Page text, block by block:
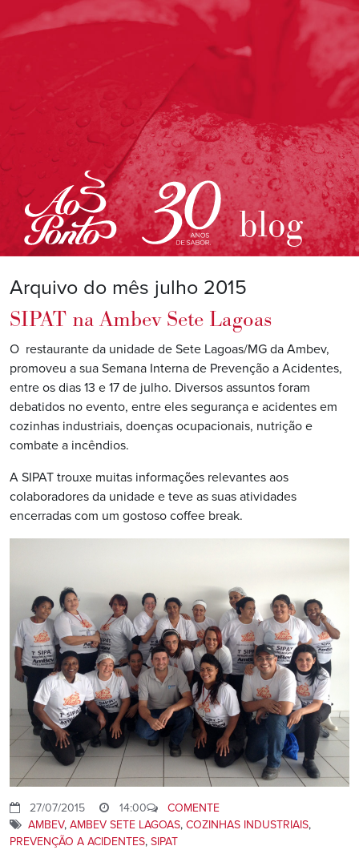
blog
Arquivo do mês julho 2015
SIPAT na Ambev Sete Lagoas
O restaurante da unidade de Sete Lagoas/MG da Ambev,
promoveu a sua Semana Interna de Prevenção a Acidentes,
entre os dias 13 e 17 de julho. Diversos assuntos foram
debatidos no evento, entre eles segurança e acidentes em
cozinhas industriais, doenças ocupacionais, nutrição e
combate a incêndios.
A SIPAT trouxe muitas informações relevantes aos
colaboradores da unidade e teve as suas atividades
encerradas com um gostoso coffee break.
27/07/2015 14:00
COMENTE
AMBEV, AMBEV SETE LAGOAS, COZINHAS INDUSTRIAIS,
PREVENÇÃO A ACIDENTES, SIPAT